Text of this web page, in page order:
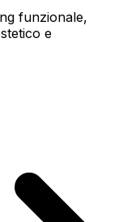
funzionale,
e